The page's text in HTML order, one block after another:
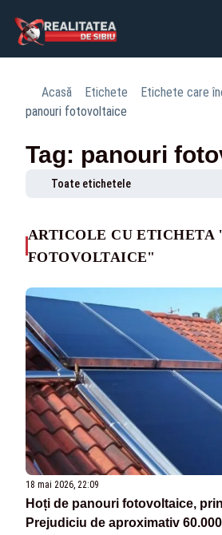
Acasă Etichete
Etichete care
panouri fotovoltaice
Tag: panouri
Toate etichetele
ARTICOLE CU ETICHETA
FOTOVOLTAICE"
18 mai 2026, 22:09
Hoți de panouri fotovoltaice,
Prejudiciu de aproximativ